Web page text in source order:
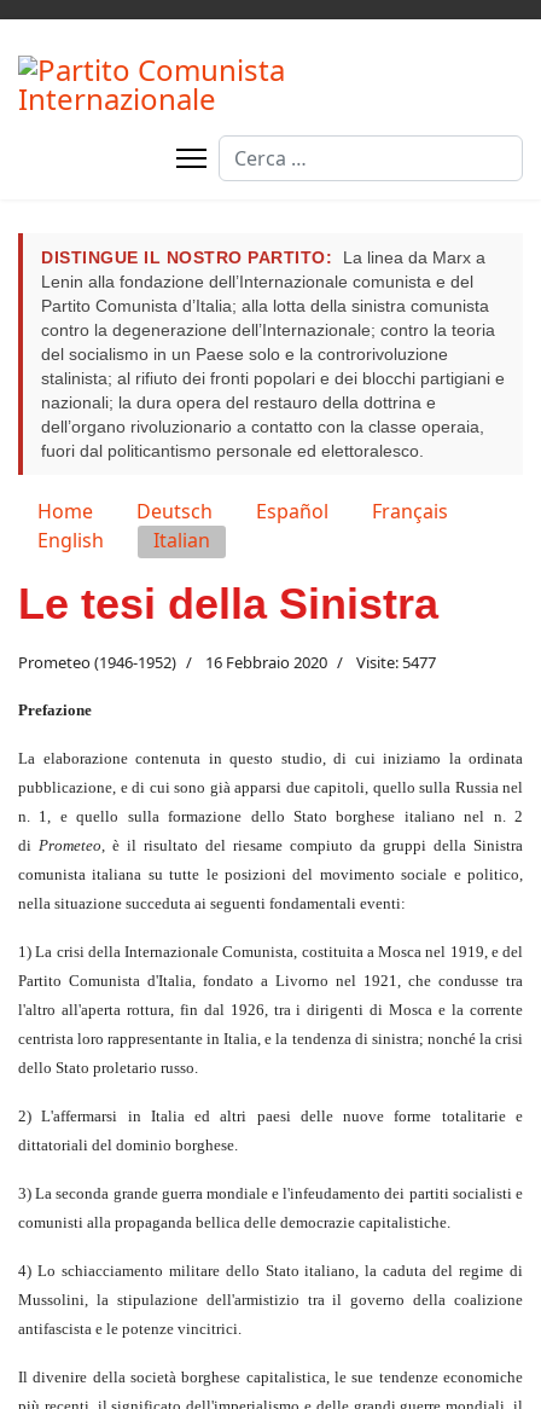
Cerca
DISTINGUE IL NOSTRO PARTITO:
La linea da Marx a
Lenin alla fondazione dell’Internazionale comunista e del
Partito Comunista d’Italia; alla lotta della sinistra comunista
contro la degenerazione dell’Internazionale; contro la teoria
del socialismo in un Paese solo e la controrivoluzione
stalinista; al rifiuto dei fronti popolari e dei blocchi partigiani e
nazionali; la dura opera del restauro della dottrina e
dell’organo rivoluzionario a contatto con la classe operaia,
fuori dal politicantismo personale ed elettoralesco.
Seleziona la tua lingua
Home Deutsch Español
Français
English
Italian
Le tesi della Sinistra
Prometeo (1946-1952) 16 Febbraio 2020 Visite: 5477
Prefazione
La elaborazione contenuta in questo studio, di cui iniziamo la ordinata
pubblicazione, e di cui sono già apparsi due capitoli, quello sulla Russia nel
n. 1, e quello sulla formazione dello Stato borghese italiano nel n. 2
di Prometeo, è il risultato del riesame compiuto da gruppi della Sinistra
comunista italiana su tutte le posizioni del movimento sociale e politico,
nella situazione succeduta ai seguenti fondamentali eventi:
1) La crisi della Internazionale Comunista, costituita a Mosca nel 1919, e del
Partito Comunista d'Italia, fondato a Livorno nel 1921, che condusse tra
l'altro all'aperta rottura, fin dal 1926, tra i dirigenti di Mosca e la corrente
centrista loro rappresentante in Italia, e la tendenza di sinistra; nonché la crisi
dello Stato proletario russo.
2) L'affermarsi in Italia ed altri paesi delle nuove forme totalitarie e
dittatoriali del dominio borghese.
3) La seconda grande guerra mondiale e l'infeudamento dei partiti socialisti e
comunisti alla propaganda bellica delle democrazie capitalistiche.
4) Lo schiacciamento militare dello Stato italiano, la caduta del regime di
Mussolini, la stipulazione dell'armistizio tra il governo della coalizione
antifascista e le potenze vincitrici.
Il divenire della società borghese capitalistica, le sue tendenze economiche